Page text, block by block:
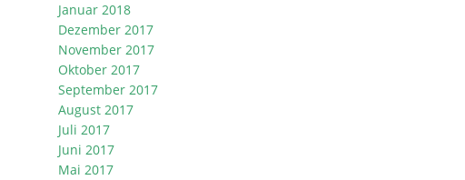
Januar 2018
Dezember 2017
November 2017
Oktober 2017
September 2017
August 2017
Juli 2017
Juni 2017
Mai 2017